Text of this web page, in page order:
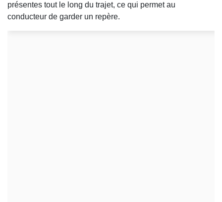
présentes tout le long du trajet, ce qui permet au
conducteur de garder un repère.